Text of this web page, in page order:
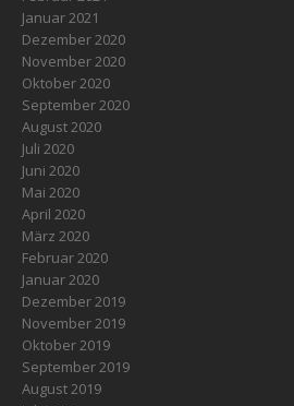
Januar 2021
Dezember 2020
November 2020
Oktober 2020
September 2020
August 2020
Juli 2020
Juni 2020
Mai 2020
April 2020
März 2020
Februar 2020
Januar 2020
Dezember 2019
November 2019
Oktober 2019
September 2019
August 2019